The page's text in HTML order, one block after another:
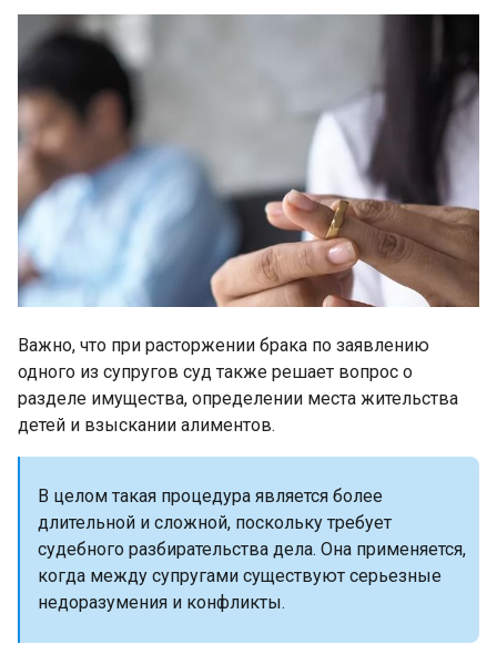
Важно, что при расторжении брака по заявлению
одного из супругов суд также решает вопрос о
разделе имущества, определении места жительства
детей и взыскании алиментов.
В целом такая процедура является более
длительной и сложной, поскольку требует
судебного разбирательства дела. Она применяется,
когда между супругами существуют серьезные
недоразумения и конфликты.